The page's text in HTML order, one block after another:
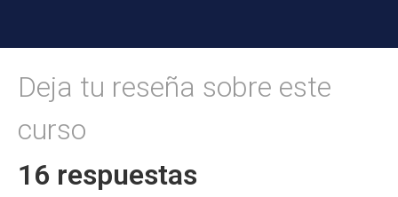
16 respuestas